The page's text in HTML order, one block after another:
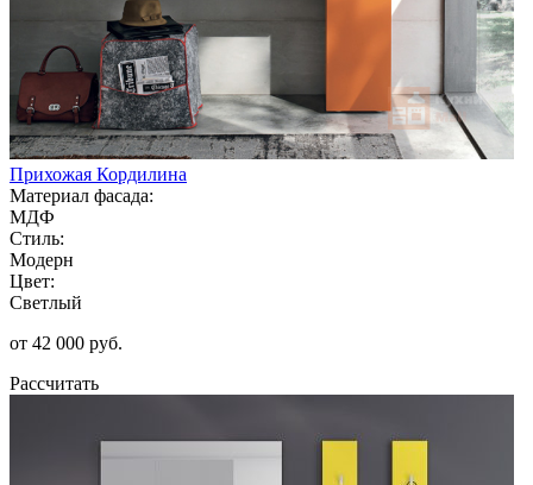
Прихожая Кордилина
Материал фасада:
МДФ
Стиль:
Модерн
Цвет:
Светлый
от 42 000 руб.
Рассчитать